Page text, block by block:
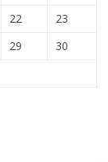
22
23
29
30